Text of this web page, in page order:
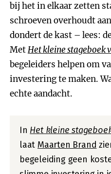
bij het in elkaar zetten
schroeven overhoudt
dondert de kast – lees:
MetHet kleine stageboek
begeleiders helpen om
investering te maken.
echte aandacht.
In Het kleine
laat Maarten Brand
begeleiding geen